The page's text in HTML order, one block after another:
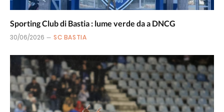
Sporting Club di Bastia : lume verde da a DNCG
30/06/2026 SC BASTIA